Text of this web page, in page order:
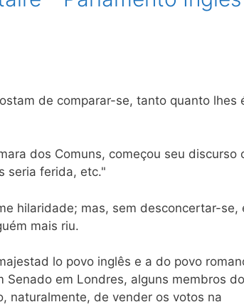
de comparar-se, tanto quanto lhes
dos Comuns, começou seu discurso
seria ferida, etc."
hilaridade; mas, sem desconcertar-se,
mais riu.
lo povo inglês e a do povo
Senado em Londres, alguns membros do
naturalmente, de vender os votos na